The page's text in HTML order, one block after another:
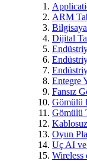
ARM
Dijital
Entegre
Fansız
Gömülü
Gömülü
Oyun
Uç AI
Wireless